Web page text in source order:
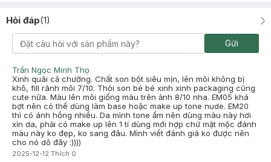
mua theo review, màu hồng rất đẹp cho da ấm nha, ko có ánh
Hỏi đáp(1)
Gửi
Trần Ngọc Minh Thọ
Xinh quãi cả chưởng. Chất son bột siêu mịn, lên môi không bị
khô, fill rãnh môi 7/10. Thỏi son bé bé xinh xinh packaging cũng
cute nữa. Màu lên môi giống màu trên ảnh 8/10 nha. EM05 khá
bợt nên có thể dùng làm base hoặc make up tone nude. EM20
thì có ánh hồng nhiều. Da mình tone ấm nên dùng màu này hơi
xỉn da, phải có make up lên 1 tí dùng mới hợp chứ mặt mộc đánh
màu này ko đẹp, ko sang đâu. Mình viết đánh giá ko được nên
cho nó dô đây :))))
2025-12-12 Thích 0